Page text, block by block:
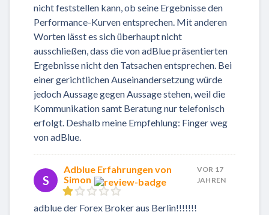
nicht feststellen kann, ob seine Ergebnisse den
Performance-Kurven entsprechen. Mit anderen
Worten lässt es sich überhaupt nicht
ausschließen, dass die von adBlue präsentierten
Ergebnisse nicht den Tatsachen entsprechen. Bei
einer gerichtlichen Auseinandersetzung würde
jedoch Aussage gegen Aussage stehen, weil die
Kommunikation samt Beratung nur telefonisch
erfolgt. Deshalb meine Empfehlung: Finger weg
von adBlue.
S
Adblue Erfahrungen von
Simon
VOR 17
JAHREN
adblue der Forex Broker aus Berlin!!!!!!!